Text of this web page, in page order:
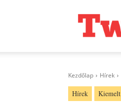
Kezdőlap Hírek
Hírek Kiemelt